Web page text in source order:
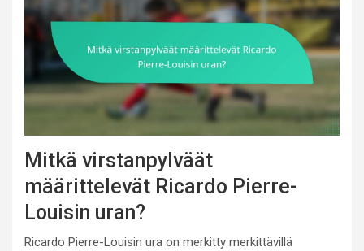
Mitkä virstanpylväät
määrittelevät Ricardo Pierre-
Louisin uran?
Ricardo Pierre-Louisin ura on merkitty merkittävillä